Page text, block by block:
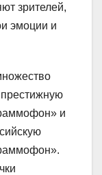
зрителей,
эмоции и
и